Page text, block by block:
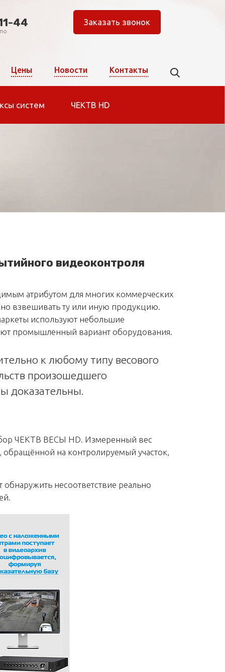
44 Заказать звонок
систем ЧЕКТВ HD
Цены Новости Контакты
видеоконтроля
атрибутом для многих коммерческих
взвешивать ту или иную продукцию.
используют небольшие
промышленный вариант оборудования.
к любому типу весового
произошедшего
доказательны.
ЧЕКТВ ВЕСЫ HD. Измеренный вес
на контролируемый участок,
несоответствие реально